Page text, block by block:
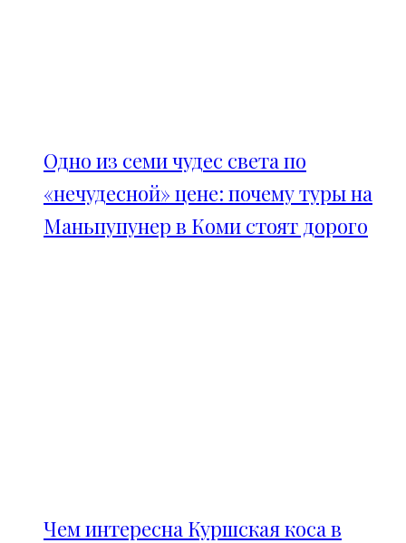
Одно из семи чудес света по
«нечудесной» цене: почему туры на
Маньпупунер в Коми стоят дорого
Чем интересна Куршская коса в